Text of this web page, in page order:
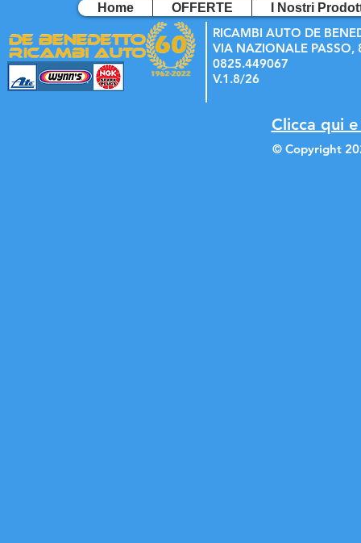
Home OFFERTE I Nostri
RICAMBI AUTO DE
VIA NAZIONALE PASSO,
0825.449067
V.1.8/26
Clicca qui
© Copyright